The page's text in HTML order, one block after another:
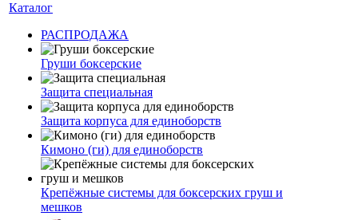
Каталог
РАСПРОДАЖА
Груши боксерские
Защита специальная
Защита корпуса для единоборств
Кимоно (ги) для единоборств
Крепёжные системы для боксерских груш и
мешков